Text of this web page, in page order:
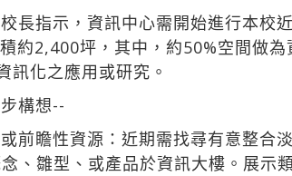
長指示，資訊中心需開始進行本校
約2,400坪，其中，約50%空間做
訊化之應用或研究。
構想--
前瞻性資源：近期需找尋有意整合
、雛型、或產品於資訊大樓。展示